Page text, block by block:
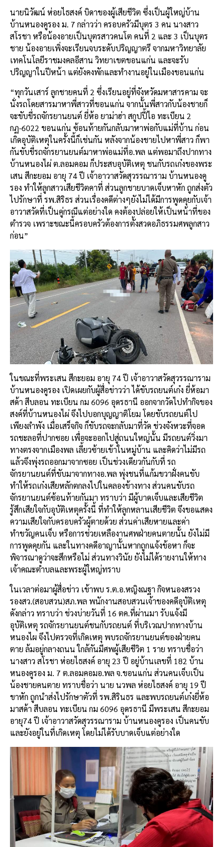
นายนิวัฒน์ ห่อยไธสงค์ บิดาของผู้เสียชีวิต ซึ่งเป็นผู้ใหญ่บ้าน
บ้านหนองคูรอง ม. 7 กล่าวว่า ครอบครัวมีบุตร 3 คน นางสาว
สโรชา หรือน้องอายเป็นบุตรสาวคนโต คนที่ 2 และ 3 เป็นบุตร
ชาย น้องอายเพิ่งจะเรียนจบระดับปริญญาตรี จากมหาวิทยาลัย
เทคโนโลยีราชมงคลอีสาน วิทยาเขตขอนแก่น และจะรับ
ปริญญาในปีหน้า แต่ยังคงพักและทำงานอยู่ในเมืองขอนแก่น
“ทุกวันเสาร์ ลูกชายคนที่ 2 ซึ่งเรียนอยู่ที่จังหวัดมหาสารคาม จะ
นั่งรถโดยสารมาหาพี่สาวที่ขอนแก่น จากนั้นพี่สาวกับน้องชายก็
จะขับขี่รถจักรยานยนต์ ยี่ห้อ ยาม่าฮ่า สกูปปี้ไอ ทะเบียน 2
กฏ-6022 ขอนแก่น ซ้อนท้ายกันกลับมาหาพ่อกับแม่ที่บ้าน ก่อน
เกิดอุบัติเหตุในครั้งนี้ก็เช่นกัน หลังจากน้องชายไปหาพี่สาว ก็พา
กันขับขี่รถจักรยานยนต์มาหาพ่อแม่ที่อ.พล แต่พอมาถึงปากทาง
บ้านหนองไผ่ ต.ลอมคอม ก็ประสบอุบัติเหตุ ชนกับรถเก๋งของพระ
เสน สีกะยอม อายุ 74 ปี เจ้าอาวาสวัดสุวรรณาราม บ้านหนองคู
รอง ทำให้ลูกสาวเสียชีวิตคาที่ ส่วนลูกชายบาดเจ็บหาหัก ถูกส่งตัว
ไปรักษาที่ รพ.สิริธร ส่วนเรื่องคดีต่างๆยังไม่ได้มีการพูดคุยกับเจ้า
อาวาสวัดที่เป็นคู่กรณีแต่อย่างใด คงต้องปล่อยให้เป็นหน้าที่ของ
ตำรวจ เพราะขณะนี้ครอบครัวต้องการตั้งสวดอภิธรรมศพลูกสาว
ก่อน”
ในขณะที่พระเสน สีกะยอม อายุ 74 ปี เจ้าอาวาสวัดสุวรรณาราม
บ้านหนองคูรอง เปิดเผยกับผู้สื่อข่าวว่า ได้ขับรถยนต์เก๋ง ยี่ห้อมา
สด้า สีบลอน ทะเบียน กม 6096 อุดรธานี ออกจากวัดไปทำกิจของ
สงค์ที่บ้านหนองไผ่ จึงไปบอกบุญญาติโยม โดยขับรถยนต์ไป
เพียงลำพัง เมื่อเสร็จกิจ ก็ขับรถจะกลับมาที่วัด ช่วงจังหวะที่จอด
รถชะลอที่ปากซอย เพื่อจะออกไปสู่ถนนใหญ่นั้น มีรถยนต์วิ่งมา
ทางตรงจากเมืองพล เลี้ยวซ้ายเข้าในหมู่บ้าน และคิดว่าไม่มีรถ
แล้วจึงพุ่งรถออกมาจากซอย เป็นช่วงเดียวกันกับที่ รถ
จักรยานยนต์ที่ขับมาจากทางอ.พล พุ่งชนที่แก้มขวาฝั่งคนขับ
ทำให้รถเก๋งเสียหลักตกลงไปในคลองข้างทาง ส่วนคนขับรถ
จักรยานยนต์ซ้อนท้ายกันมา ทราบว่า มีผู้บาดเจ็บและเสียชีวิต
รู้สึกเสียใจกับอุบัติเหตุครั้งนี้ ที่ทำให้ลูกหลานเสียชีวิต จึงขอแสดง
ความเสียใจกับครอบครัวผู้ตายด้วย ส่วนค่าเสียหายและค่า
ทำขวัญคนเจ็บ หรือการช่วยเหลืองานศพฝ่ายคนตายนั้น ยังไม่มี
การพูดคุยกัน และในทางคดีอาญานั้นหากถูกแจ้งข้อหา ก็จะ
พิจารณาดูว่าจะสึกหรือไม่ ส่วนทางวินัย ยังไม่ได้รายงานให้ทาง
เจ้าคณะตำบลและพระผู้ใหญ่ทราบ
ในเวลาต่อมาผู้สื่อข่าว เข้าพบ ร.ต.อ.หญิงณฐา กิจหนองสรวง
รองสว.(สอบสวน)สภ.พล พนักงานสอบสวนเจ้าของคดีอุบัติเหตุ
ดังกล่าว ทราบว่า ช่วงบ่ายวันที่ 16 ตค.ที่ผ่านมา รับแจ้งมี
อุบัติเหตุ รถจักรยานยนต์ชนกับรถยนต์ ที่บริเวณปากทางบ้าน
หนองไผ จึงไปตรวจที่เกิดเหตุ พบรถจักรยานยนต์ของฝ่ายคน
ตาย ล้มอยู่กลางถนน ใกล้กันมีศพผู้เสียชีวิต 1 ราย ทราบชื่อว่า
นางสาว สโรชา ห่อยไธสงค์ อายุ 23 ปี อยู่บ้านเลขที่ 182 บ้าน
หนองคูรอง ม. 7 ต.ลอมคอมอ.พล จ.ขอนแก่น ส่วนคนเจ็บเป็น
น้องชายคนตาย ทราบชื่อว่า นาย นวพล ห่อยไธสงค์ อายุ 19 ปี
ขาหัก ถูกนำส่งไปรักษาตัวที่ รพ.สิรินธร และพบรถยนต์เก๋งยี่ห้อ
มาสด้า สีบลอน ทะเบียน กม 6096 อุดรธานี มีพระเสน สีกะยอม
อายุ74 ปี เจ้าอาวาสวัดสุวรรณาราม บ้านหนองคูรอง เป็นคนขับ
และยังอยู่ในที่เกิดเหตุ โดยไม่ได้รับบาดเจ็บแต่อย่างใด